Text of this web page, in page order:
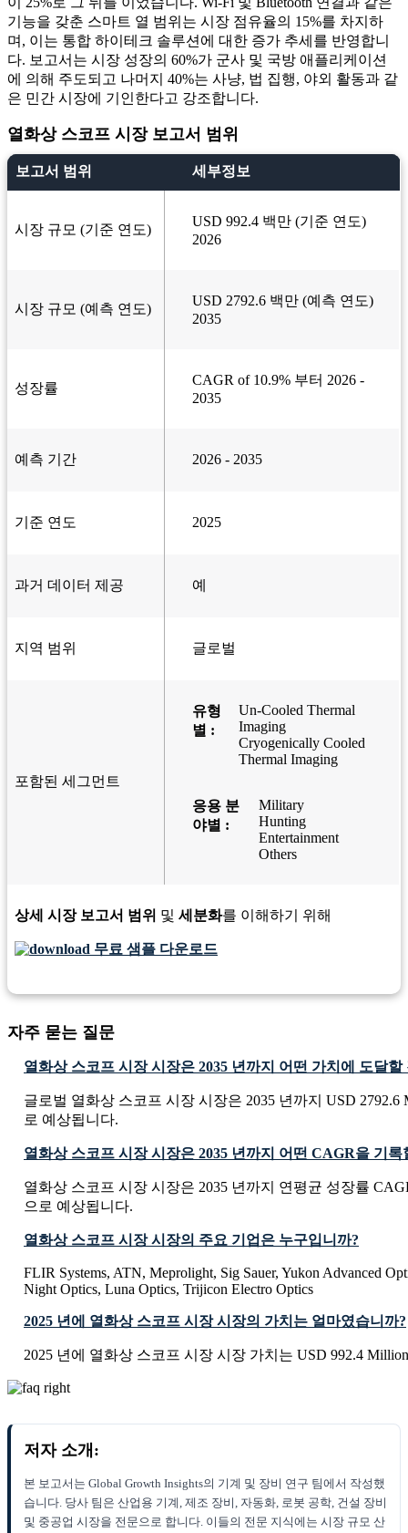
기능을 갖춘 스마트 열 범위는 시장 점유율의 15%를 차지하
며, 이는 통합 하이테크 솔루션에 대한 증가 추세를 반영합니
다. 보고서는 시장 성장의 60%가 군사 및 국방 애플리케이션
에 의해 주도되고 나머지 40%는 사냥, 법 집행, 야외 활동과 같
은 민간 시장에 기인한다고 강조합니다.
열화상 스코프 시장 보고서 범위
보고서 범위 세부정보
시장 규모 (기준 연도)
USD 992.4 백만 (기준 연도)
2026
시장 규모 (예측 연도)
USD 2792.6 백만 (예측 연도)
2035
성장률
CAGR of 10.9% 부터 2026 -
2035
예측 기간 2026 - 2035
기준 연도 2025
과거 데이터 제공 예
지역 범위 글로벌
포함된 세그먼트
유형
별 :
Un-Cooled Thermal
Imaging
Cryogenically Cooled
Thermal Imaging
응용 분
야별 :
Military
Hunting
Entertainment
Others
상세 시장 보고서 범위 및 세분화를 이해하기 위해
무료 샘플 다운로드
자주 묻는 질문
열화상 스코프 시장 시장은 2035 년까지 어떤 가치에 도달
글로벌 열화상 스코프 시장 시장은 2035 년까지 USD
로 예상됩니다.
열화상 스코프 시장 시장은 2035 년까지 어떤 CAGR을 기
열화상 스코프 시장 시장은 2035 년까지 연평균 성장률
으로 예상됩니다.
열화상 스코프 시장 시장의 주요 기업은 누구입니까?
FLIR Systems, ATN, Meprolight, Sig Sauer, Yukon Advanced
Night Optics, Luna Optics, Trijicon Electro Optics
2025 년에 열화상 스코프 시장 시장의 가치는 얼마였습니까?
2025 년에 열화상 스코프 시장 시장 가치는 USD 992.4
저자 소개:
본 보고서는 Global Growth Insights의 기계 및 장비 연구 팀에서 작성했
습니다. 당사 팀은 산업용 기계, 제조 장비, 자동화, 로봇 공학, 건설 장비
및 중공업 시장을 전문으로 합니다. 이들의 전문 지식에는 시장 규모 산